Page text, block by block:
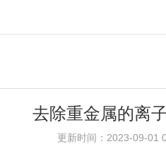
去除重金属的离
更新时间：2023-09-